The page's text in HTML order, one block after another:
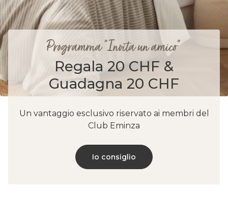
Programma "Invita un amico"
Regala 20 CHF &
Guadagna 20 CHF
Un vantaggio esclusivo riservato ai membri del
Club Eminza
Io consiglio